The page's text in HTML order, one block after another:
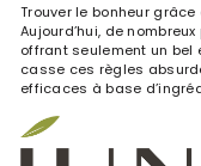
Trouver le bonheur
Aujourd’hui, de
offrant seulement un bel
casse ces règles
efficaces à base